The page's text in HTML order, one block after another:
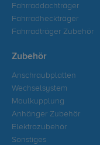
Fahrraddachträger
Fahrradheckträger
Fahrradträger Zubehör
Zubehör
Anschraubplatten
Wechselsystem
Maulkupplung
Anhänger Zubehör
Elektrozubehör
Sonstiges